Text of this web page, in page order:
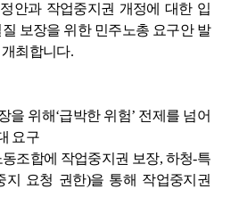
안과 작업중지권 개정에 대한 입
보장을 위한 민주노총 요구안 발
최합니다.
을 위해‘급박한 위험’ 전제를 넘어
요구
동조합에 작업중지권 보장, 하청-특
지 요청 권한)을 통해 작업중지권